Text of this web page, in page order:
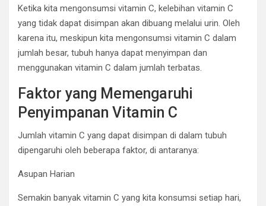
Ketika kita mengonsumsi vitamin C, kelebihan vitamin C
yang tidak dapat disimpan akan dibuang melalui urin. Oleh
karena itu, meskipun kita mengonsumsi vitamin C dalam
jumlah besar, tubuh hanya dapat menyimpan dan
menggunakan vitamin C dalam jumlah terbatas.
Faktor yang Memengaruhi
Penyimpanan Vitamin C
Jumlah vitamin C yang dapat disimpan di dalam tubuh
dipengaruhi oleh beberapa faktor, di antaranya:
Asupan Harian
Semakin banyak vitamin C yang kita konsumsi setiap hari,